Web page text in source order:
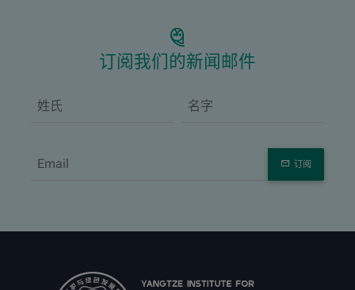
订阅我们的新闻邮件
订阅